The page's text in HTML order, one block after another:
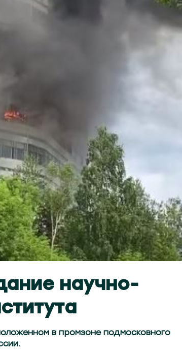
научно-
в промзоне подмосковного